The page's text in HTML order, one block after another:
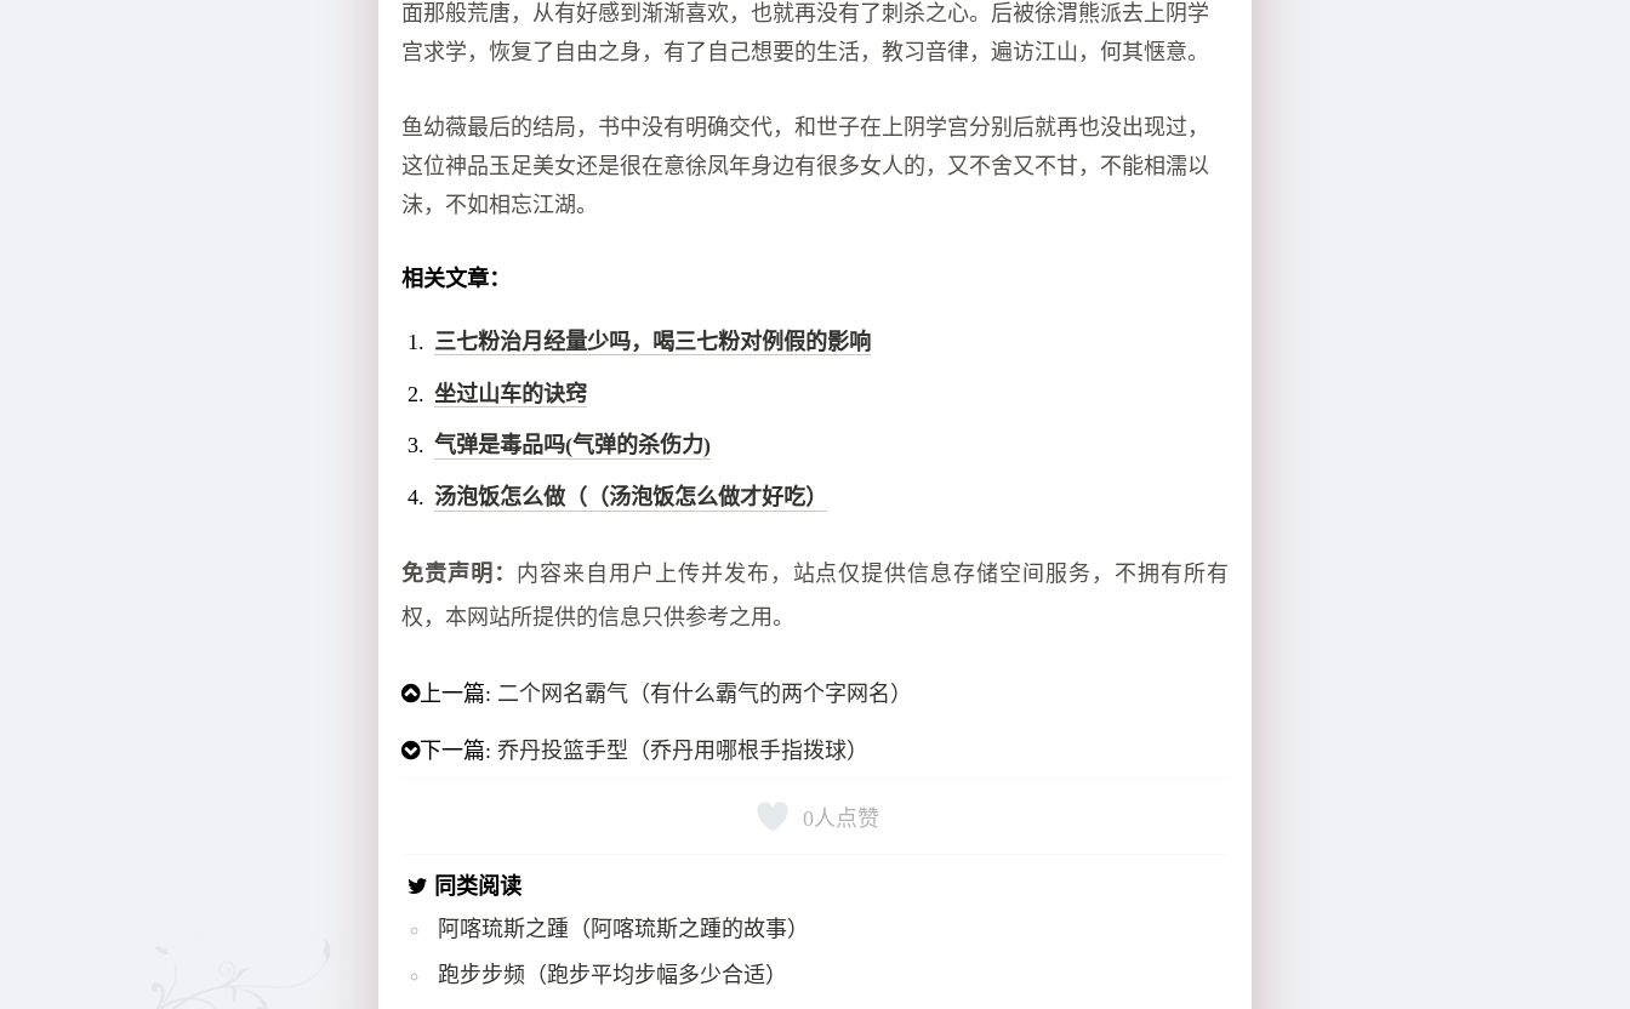
面那般荒唐，从有好感到渐渐喜欢，也就再没有了刺杀之心。后被徐渭熊派去上阴学
宫求学，恢复了自由之身，有了自己想要的生活，教习音律，遍访江山，何其惬意。
鱼幼薇最后的结局，书中没有明确交代，和世子在上阴学宫分别后就再也没出现过，
这位神品玉足美女还是很在意徐凤年身边有很多女人的，又不舍又不甘，不能相濡以
沫，不如相忘江湖。
相关文章：
三七粉治月经量少吗，喝三七粉对例假的影响
坐过山车的诀窍
气弹是毒品吗(气弹的杀伤力)
汤泡饭怎么做（（汤泡饭怎么做才好吃）
免责声明： 内容来自用户上传并发布，站点仅提供信息存储空间服务，不拥有所有
权，本网站所提供的信息只供参考之用。
上一篇: 二个网名霸气（有什么霸气的两个字网名）
下一篇:乔丹投篮手型（乔丹用哪根手指拨球）
0人点赞
同类阅读
阿喀琉斯之踵（阿喀琉斯之踵的故事）
跑步步频（跑步平均步幅多少合适）